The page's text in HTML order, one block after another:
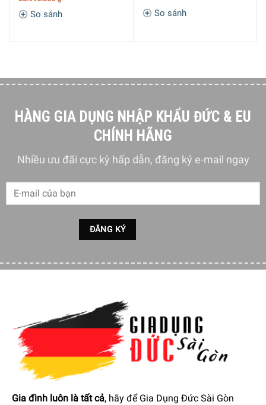
Máy Pha Cà Phê Delonghi Icona Vintage ECOV311BK Không
Thông Tin Cơ Bản Của Máy Pha Cà Phê Delonghi Icona
Vintage ECOV311BK
Thuộc bộ sưu tập Icona Vintage
của Delonghi được người tiêu dùng đánh giá rất cao về
mặt thiết kế.
So sánh
So sánh
HÀNG GIA DỤNG NHẬP KHẨU ĐỨC & EU
CHÍNH HÃNG
Nhiều ưu đãi cực kỳ hấp dẫn, đăng ký e-mail ngay
Gia đình luôn là tất cả, hãy để Gia Dụng Đức Sài Gòn